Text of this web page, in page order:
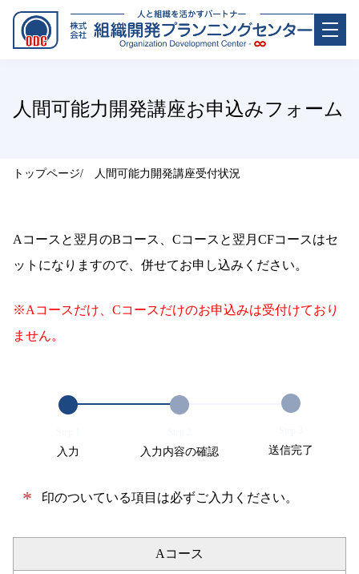
人間可能力開発講座お申込みフォーム
トップページ 人間可能力開発講座受付状況
Aコースと翌月のBコース、Cコースと翌月CFコースはセ
ットになりますので、併せてお申し込みください。
※Aコースだけ、Cコースだけのお申込みは受付けており
ません。
入力 入力内容の確認 送信完了
* 印のついている項目は必ずご入力ください。
Aコース